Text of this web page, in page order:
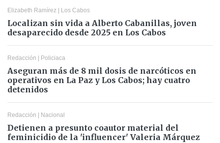
Elizabeth Ramírez Los Cabos
Localizan sin vida a Alberto Cabanillas, joven
desaparecido desde 2025 en Los Cabos
Redacción Policiaca
Aseguran más de 8 mil dosis de narcóticos en
operativos en La Paz y Los Cabos; hay cuatro
detenidos
Redacción Nacional
Detienen a presunto coautor material del
feminicidio de la 'influencer' Valeria Márquez